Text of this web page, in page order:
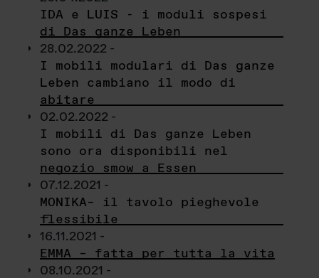
IDA e LUIS - i moduli sospesi
di Das ganze Leben
28.02.2022 -
I mobili modulari di Das ganze
Leben cambiano il modo di
abitare
02.02.2022 -
I mobili di Das ganze Leben
sono ora disponibili nel
negozio smow a Essen
07.12.2021 -
MONIKA– il tavolo pieghevole
flessibile
16.11.2021 -
EMMA – fatta per tutta la vita
08.10.2021 -